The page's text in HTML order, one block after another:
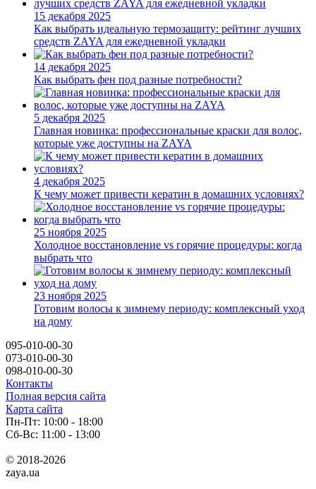
15 декабря 2025
Как выбрать идеальную термозащиту: рейтинг лучших
средств ZAYA для ежедневной укладки
14 декабря 2025
Как выбрать фен под разные потребности?
5 декабря 2025
Главная новинка: профессиональные краски для волос,
которые уже доступны на ZAYA
4 декабря 2025
К чему может привести кератин в домашних условиях?
25 ноября 2025
Холодное восстановление vs горячие процедуры: когда
выбрать что
23 ноября 2025
Готовим волосы к зимнему периоду: комплексный уход
на дому
095-010-00-30
073-010-00-30
098-010-00-30
Контакты
Полная версия сайта
Карта сайта
Пн-Пт: 10:00 - 18:00
Сб-Вс: 11:00 - 13:00
© 2018-2026
zaya.ua